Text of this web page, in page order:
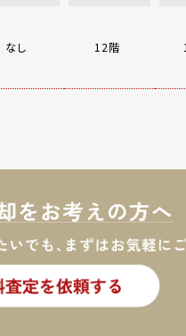
なし 12階